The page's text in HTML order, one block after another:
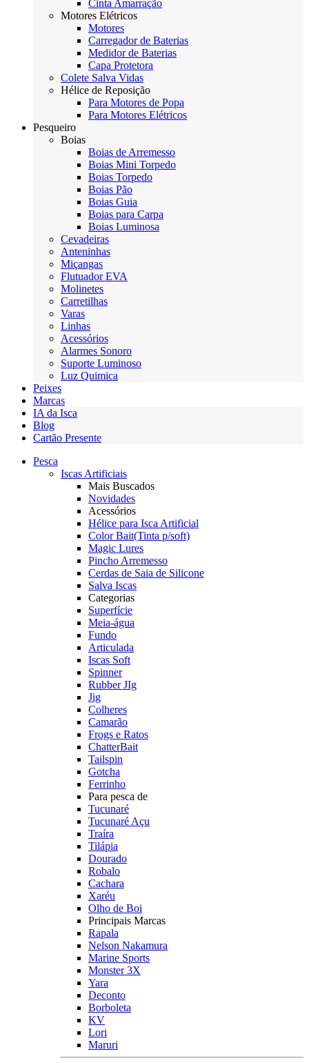
Cinta Amarração
Motores Elétricos
Motores
Carregador de Baterias
Medidor de Baterias
Capa Protetora
Colete Salva Vidas
Hélice de Reposição
Para Motores de Popa
Para Motores Elétricos
Pesqueiro
Boias
Boias de Arremesso
Boias Mini Torpedo
Boias Torpedo
Boias Pão
Boias Guia
Boias para Carpa
Boias Luminosa
Cevadeiras
Anteninhas
Miçangas
Flutuador EVA
Molinetes
Carretilhas
Varas
Linhas
Acessórios
Alarmes Sonoro
Suporte Luminoso
Luz Quimica
Peixes
Marcas
IA da Isca
Blog
Cartão Presente
Pesca
Iscas Artificiais
Mais Buscados
Novidades
Acessórios
Hélice para Isca Artificial
Color Bait(Tinta p/soft)
Magic Lures
Pincho Arremesso
Cerdas de Saia de Silicone
Salva Iscas
Categorias
Superfície
Meia-água
Fundo
Articulada
Iscas Soft
Spinner
Rubber JIg
Jig
Colheres
Camarão
Frogs e Ratos
ChatterBait
Tailspin
Gotcha
Ferrinho
Para pesca de
Tucunaré
Tucunaré Açu
Traíra
Tilápia
Dourado
Robalo
Cachara
Xaréu
Olho de Boi
Principais Marcas
Rapala
Nelson Nakamura
Marine Sports
Monster 3X
Yara
Deconto
Borboleta
KV
Lori
Maruri